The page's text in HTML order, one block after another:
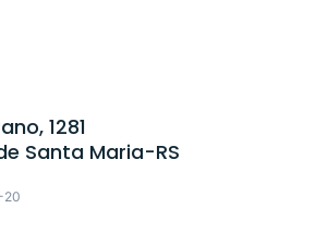
1281
Santa Maria-RS
20